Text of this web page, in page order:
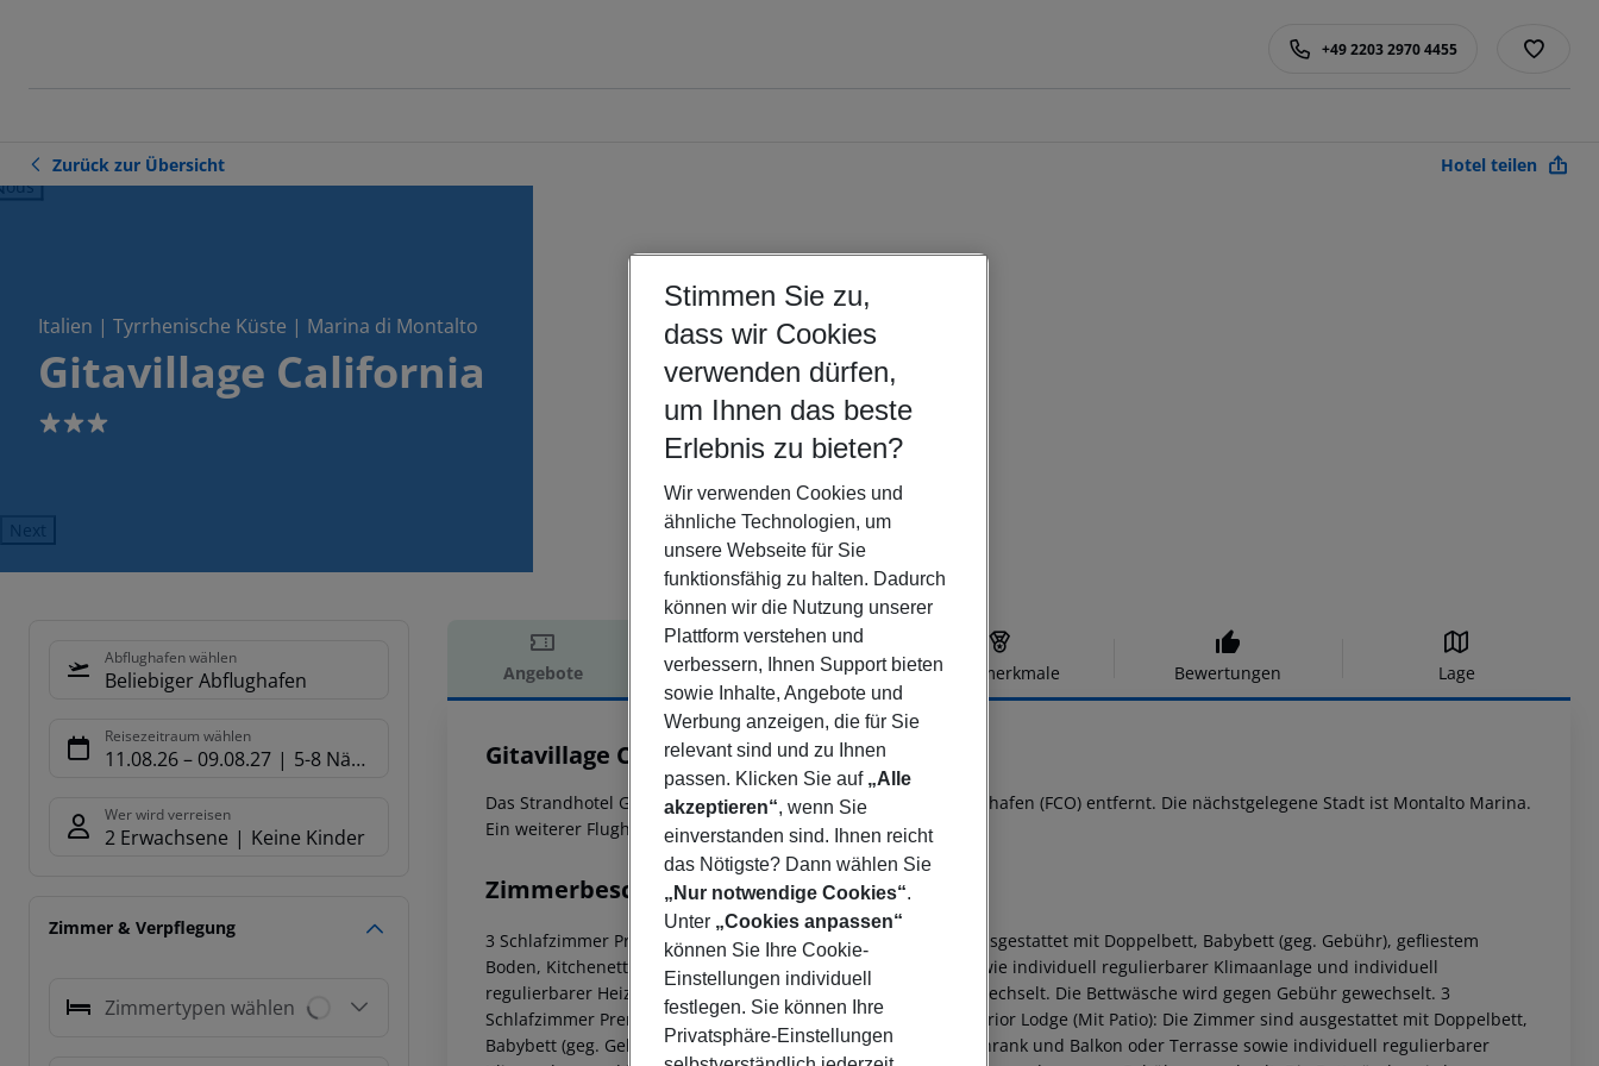
+49 2203 2970 4455
Zurück zur Übersicht Hotel teilen
Italien | Tyrrhenische Küste | Marina di Montalto
Gitavillage California
3
Next
Abflughafen wählen
Beliebiger Abflughafen
Reisezeitraum wählen
11.08.26– 09.08.27 5-8 Nächte
Wer wird verreisen
2 Erwachsene Keine Kinder
Zimmer & Verpflegung
Zimmertypen wählen
Angebote Hotelbeschreibung Hotelmerkmale Bewertungen Lage
Hotelbeschreibung
Gitavillage California
3
Das Strandhotel Gitavillage California liegt ca. 100 km vom Flughafen (FCO) entfernt. Die nächstgelegene Stadt ist Montalto Marina.
Ein weiterer Flughafen (FCO) liegt in etwa 100 km Entfernung.
Zimmerbeschreibung
3 Schlafzimmer Premium Lodge (Mit Patio): Die Zimmer sind ausgestattet mit Doppelbett, Babybett (geg. Gebühr), gefliestem
Boden, Kitchenette, Kühlschrank und Balkon oder Terrasse sowie individuell regulierbarer Klimaanlage und individuell
regulierbarer Heizung. Handtücher werden gegen Gebühr gewechselt. Die Bettwäsche wird gegen Gebühr gewechselt. 3
Schlafzimmer Premium Lodge (Mit Patio): 2 Schlafzimmer Superior Lodge (Mit Patio): Die Zimmer sind ausgestattet mit Doppelbett,
Babybett (geg. Gebühr), gefliestem Boden, Kitchenette, Kühlschrank und Balkon oder Terrasse sowie individuell regulierbarer
Stimmen Sie zu,
dass wir Cookies
verwenden dürfen,
um Ihnen das beste
Erlebnis zu bieten?
Wir verwenden Cookies und
ähnliche Technologien, um
unsere Webseite für Sie
funktionsfähig zu halten. Dadurch
können wir die Nutzung unserer
Plattform verstehen und
verbessern, Ihnen Support bieten
sowie Inhalte, Angebote und
Werbung anzeigen, die für Sie
relevant sind und zu Ihnen
passen. Klicken Sie auf „Alle
akzeptieren“, wenn Sie
einverstanden sind. Ihnen reicht
das Nötigste? Dann wählen Sie
„Nur notwendige Cookies“.
Unter „Cookies anpassen“
können Sie Ihre Cookie-
Einstellungen individuell
festlegen. Sie können Ihre
Privatsphäre-Einstellungen